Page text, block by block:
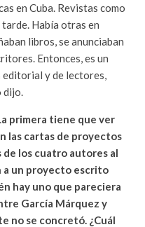
en Cuba. Revistas como
tarde. Había otras en
libros, se anunciaban
Entonces, es un
editorial y de lectores,
dijo.
primera tiene que ver
las cartas de proyectos
los cuatro autores al
a un proyecto escrito
hay uno que pareciera
García Márquez y
no se concretó. ¿Cuál